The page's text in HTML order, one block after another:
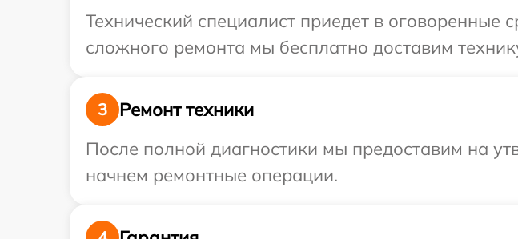
Технический специалист приедет в оговоренные
сложного ремонта мы бесплатно доставим
3
Ремонт техники
После полной диагностики мы предоставим на
начнем ремонтные операции.